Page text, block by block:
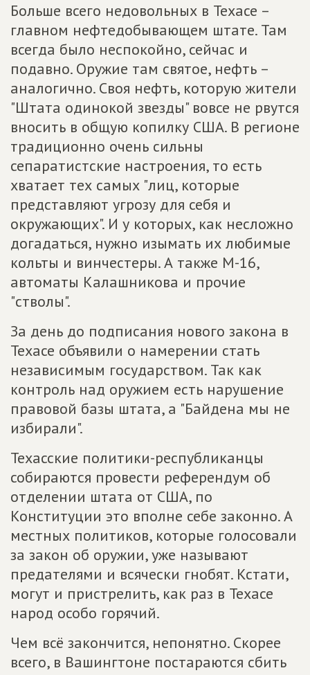
Больше всего недовольных в Техасе –
главном нефтедобывающем штате. Там
всегда было неспокойно, сейчас и
подавно. Оружие там святое, нефть –
аналогично. Своя нефть, которую жители
"Штата одинокой звезды" вовсе не рвутся
вносить в общую копилку США. В регионе
традиционно очень сильны
сепаратистские настроения, то есть
хватает тех самых "лиц, которые
представляют угрозу для себя и
окружающих". И у которых, как несложно
догадаться, нужно изымать их любимые
кольты и винчестеры. А также М-16,
автоматы Калашникова и прочие
"стволы".
За день до подписания нового закона в
Техасе объявили о намерении стать
независимым государством. Так как
контроль над оружием есть нарушение
правовой базы штата, а "Байдена мы не
избирали".
Техасские политики-республиканцы
собираются провести референдум об
отделении штата от США, по
Конституции это вполне себе законно. А
местных политиков, которые голосовали
за закон об оружии, уже называют
предателями и всячески гнобят. Кстати,
могут и пристрелить, как раз в Техасе
народ особо горячий.
Чем всё закончится, непонятно. Скорее
всего, в Вашингтоне постараются сбить